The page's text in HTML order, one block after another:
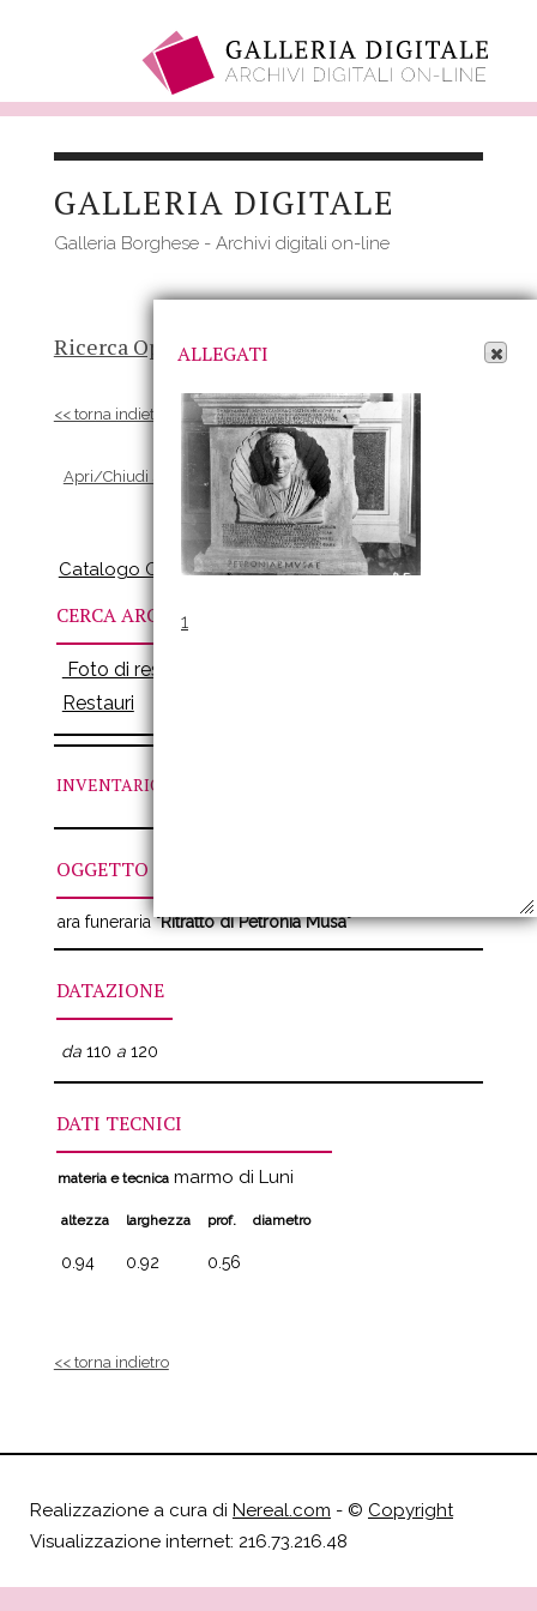
contenutoGALLERIA DIGITALE
Galleria Borghese - Archivi digitali on-line
Ricerca Opere-Risultato
<< torna indietro
Apri/Chiudi scheda Allegati
Catalogo Online
CERCA ARCHIVI
Foto di restauro
Restauri
INVENTARIO
OGGETTO
ara funeraria"Ritratto di Petronia Musa"
DATAZIONE
da110 a120
DATI TECNICI
materia e tecnicamarmo di Luni
altezza larghezza prof. diametro
0.94 0.92 0.56
<< torna indietro
Realizzazione a cura di Nereal.com - © Copyright
Visualizzazione internet: 216.73.216.48
ALLEGATI
1